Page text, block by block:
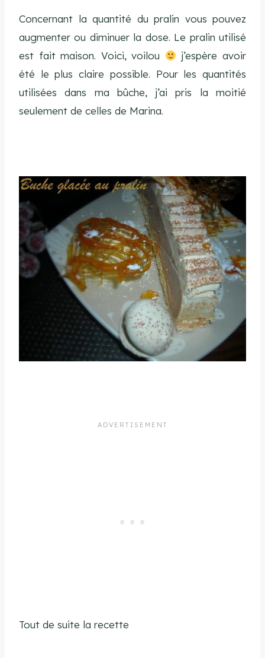
Concernant la quantité du pralin vous pouvez
augmenter ou diminuer la dose. Le pralin utilisé
est fait maison. Voici, voilou
j’espère avoir
été le plus claire possible. Pour les quantités
utilisées dans ma bûche, j’ai pris la moitié
seulement de celles de Marina.
Tout de suite la recette